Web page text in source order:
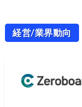
経営/業界動向